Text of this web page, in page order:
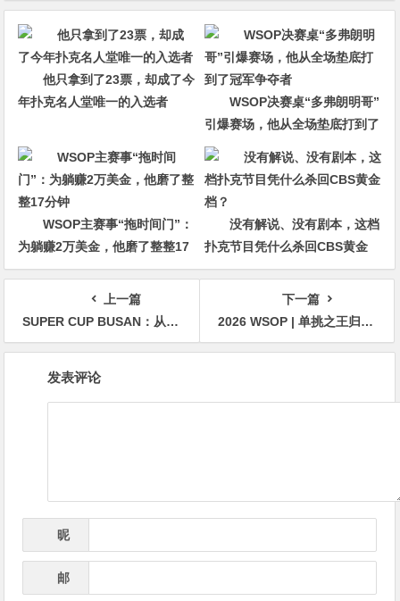
他只拿到了23票，却成了今
年扑克名人堂唯一的入选者
WSOP决赛桌“多弗朗明哥”
引爆赛场，他从全场垫底打到了
冠军争夺者
WSOP主赛事“拖时间门”：
为躺赚2万美金，他磨了整整17
分钟
没有解说、没有剧本，这档
扑克节目凭什么杀回CBS黄金
档？
上一篇
SUPER CUP BUSAN：从智力竞技到全球直播内容平台的战略升级
下一篇
2026 WSOP | 单挑之王归来：Dimitar Danchev连克七敌，拿下第二条金手链
发表评论
昵
*
邮